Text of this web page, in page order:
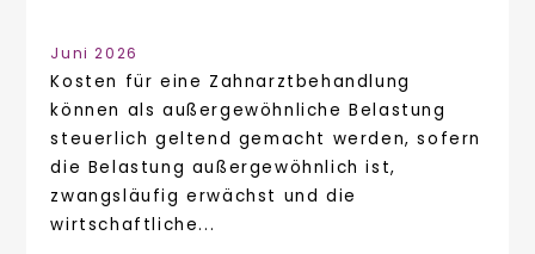
Juni 2026
Kosten für eine Zahnarztbehandlung
können als außergewöhnliche Belastung
steuerlich geltend gemacht werden, sofern
die Belastung außergewöhnlich ist,
zwangsläufig erwächst und die
wirtschaftliche...